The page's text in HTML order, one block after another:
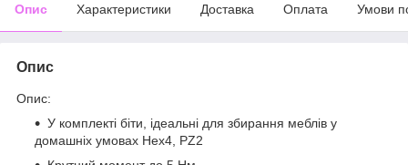
Опис Характеристики Доставка Оплата Умови
Опис
Опис:
У комплекті біти, ідеальні для збирання меблів у
домашніх умовах Hex4, PZ2